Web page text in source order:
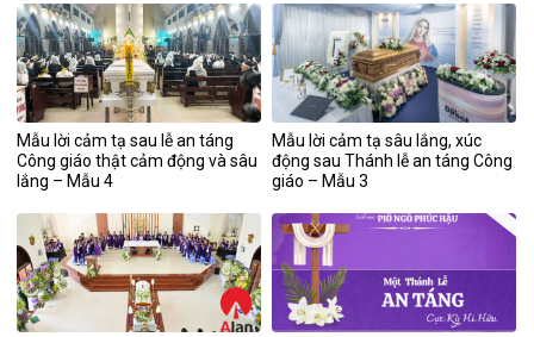
Mẫu lời cảm tạ sau lễ an táng
Công giáo thật cảm động và sâu
lắng – Mẫu 4
Mẫu lời cảm tạ sâu lắng, xúc
động sau Thánh lễ an táng Công
giáo – Mẫu 3